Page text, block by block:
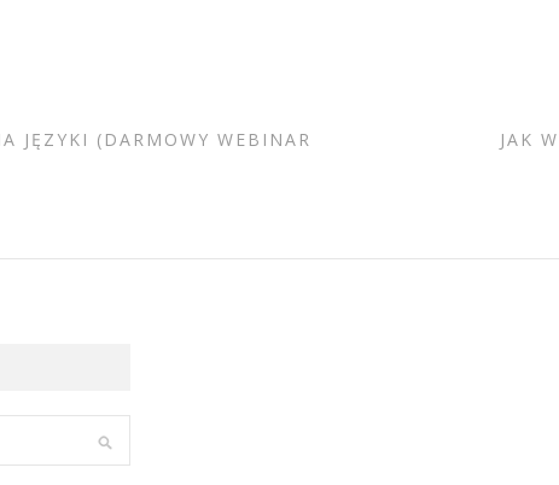
JĘZYKI (DARMOWY WEBINAR
JAK